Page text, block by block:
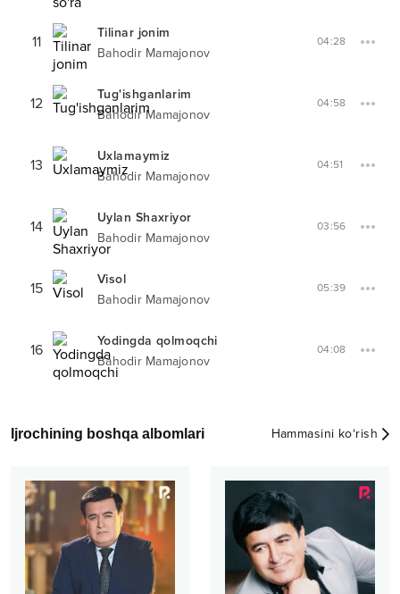
11
Tilinar jonim
Bahodir Mamajonov
04:28
12
Tug'ishganlarim
Bahodir Mamajonov
04:58
13
Uxlamaymiz
Bahodir Mamajonov
04:51
14
Uylan Shaxriyor
Bahodir Mamajonov
03:56
15
Visol
Bahodir Mamajonov
05:39
16
Yodingda qolmoqchi
Bahodir Mamajonov
04:08
Ijrochining boshqa albomlari Hammasini ko‘rish